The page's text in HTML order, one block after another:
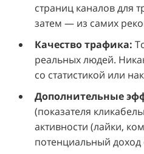
страниц каналов для
затем — из самих
Качество трафика:
реальных людей.
со статистикой или
Дополнительные
(показателя
активности (лайки,
потенциальный доход